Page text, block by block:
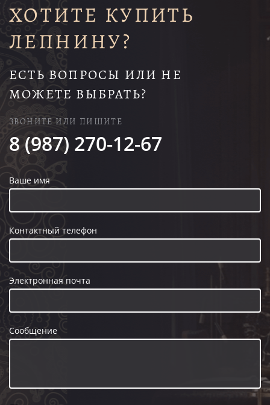
ХОТИТЕ КУПИТЬ
ЛЕПНИНУ?
ЕСТЬ ВОПРОСЫ ИЛИ НЕ
МОЖЕТЕ ВЫБРАТЬ?
ЗВОНИТЕ ИЛИ ПИШИТЕ
8 (987) 270-12-67
Ваше имя
Контактный телефон
Электронная почта
Сообщение